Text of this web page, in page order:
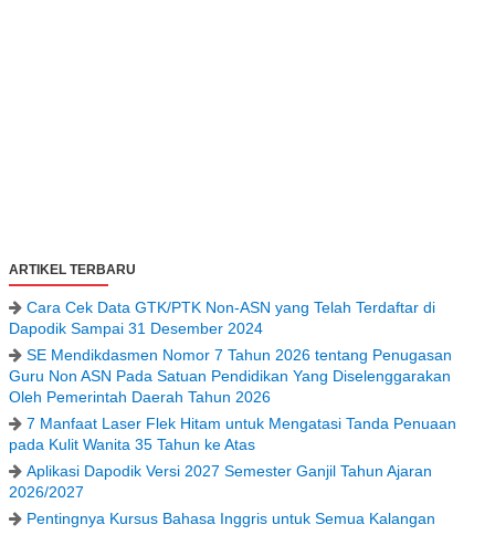
ARTIKEL TERBARU
Cara Cek Data GTK/PTK Non-ASN yang Telah Terdaftar di
Dapodik Sampai 31 Desember 2024
SE Mendikdasmen Nomor 7 Tahun 2026 tentang Penugasan
Guru Non ASN Pada Satuan Pendidikan Yang Diselenggarakan
Oleh Pemerintah Daerah Tahun 2026
7 Manfaat Laser Flek Hitam untuk Mengatasi Tanda Penuaan
pada Kulit Wanita 35 Tahun ke Atas
Aplikasi Dapodik Versi 2027 Semester Ganjil Tahun Ajaran
2026/2027
Pentingnya Kursus Bahasa Inggris untuk Semua Kalangan